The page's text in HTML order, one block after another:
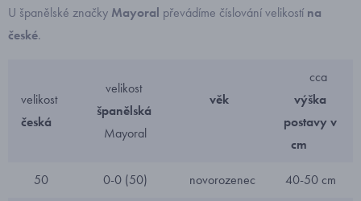
U španělské značky Mayoral převádíme číslování velikostí na
české.
velikost
česká
velikost
španělská
Mayoral
věk
cca
výška
postavy v
cm
50 0-0 (50) novorozenec 40-50 cm